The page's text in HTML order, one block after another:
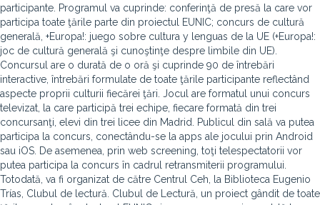
participante. Programul va cuprinde: conferinţă de presă la care vor
participa toate ţările parte din proiectul EUNIC; concurs de cultură
generală, +Europa!: juego sobre cultura y lenguas de la UE (+Europa!:
joc de cultură generală şi cunoştinţe despre limbile din UE).
Concursul are o durată de o oră şi cuprinde 90 de întrebări
interactive, întrebări formulate de toate ţările participante reflectând
aspecte proprii culturii fiecărei ţări. Jocul are formatul unui concurs
televizat, la care participă trei echipe, fiecare formată din trei
concursanţi, elevi din trei licee din Madrid. Publicul din sală va putea
participa la concurs, conectându-se la apps ale jocului prin Android
sau iOS. De asemenea, prin web screening, toţi telespectatorii vor
putea participa la concurs în cadrul retransmiterii programului.
Totodată, va fi organizat de către Centrul Ceh, la Biblioteca Eugenio
Trías, Clubul de lectură. Clubul de Lectură, un proiect gândit de toate